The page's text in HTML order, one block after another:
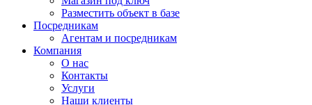
Разместить объект в базе
Посредникам
Агентам и посредникам
Компания
О нас
Контакты
Услуги
Наши клиенты